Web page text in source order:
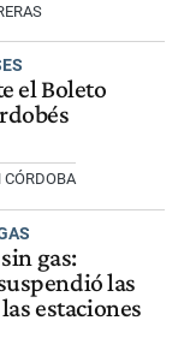
el Boleto
CÓRDOBA
gas:
las
estaciones